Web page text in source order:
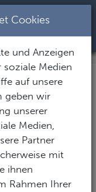
Toggle
Um Ihnen
zu geben,
und
Cookies
und Anzeigen
Medien
auf unsere
geben wir
unserer
Medien,
Partner
mit
ihnen
Rahmen Ihrer